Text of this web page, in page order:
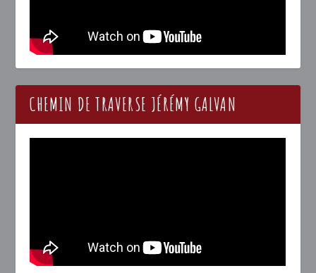
CHEMIN DE TRAVERSE JÉRÉMY GALVAN